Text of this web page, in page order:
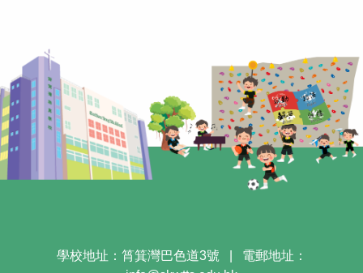
學校地址：筲箕灣巴色道3號
電郵地址：